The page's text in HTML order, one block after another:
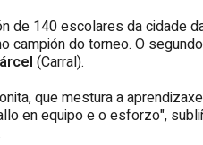
de 140 escolares da cidade
campión do torneo. O
(Carral).
que mestura a
en equipo e o esforzo",